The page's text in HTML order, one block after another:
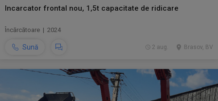
Incarcator frontal nou, 1,5t capacitate de ridicare
Încărcătoare | 2024
Sună Brasov, BV
2 aug.